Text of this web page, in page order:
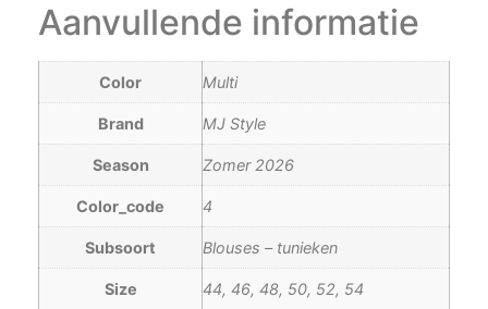
Aanvullende informatie
Color Multi
Brand MJ Style
Season Zomer 2026
Color_code 4
Subsoort Blouses – tunieken
Size 44, 46, 48, 50, 52, 54